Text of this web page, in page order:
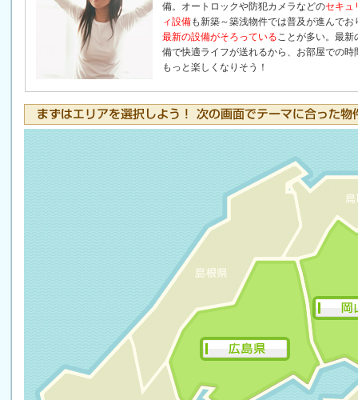
備。オートロックや防犯カメラなどのセキュ
ィ設備も新築～築浅物件では普及が進んでお
最新の設備がそろっていることが多い。最新
備で快適ライフが送れるから、お部屋での時
もっと楽しくなりそう！